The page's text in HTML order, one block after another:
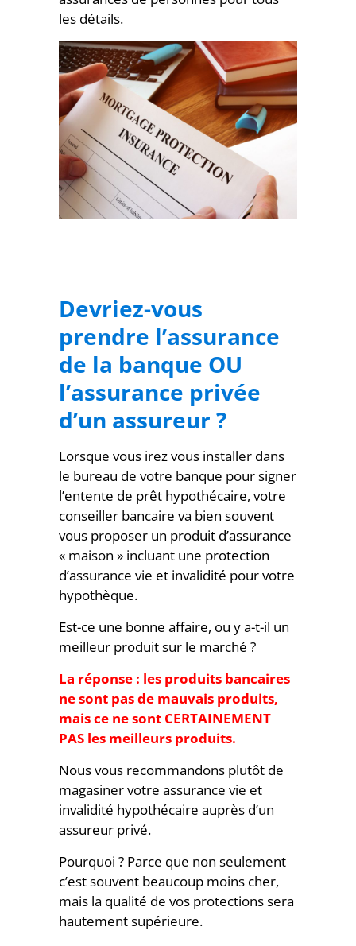
les détails.
Devriez-vous
prendre l’assurance
de la banque OU
l’assurance privée
d’un assureur ?
Lorsque vous irez vous installer dans
le bureau de votre banque pour signer
l’entente de prêt hypothécaire, votre
conseiller bancaire va bien souvent
vous proposer un produit d’assurance
« maison » incluant une protection
d’assurance vie et invalidité pour votre
hypothèque.
Est-ce une bonne affaire, ou y a-t-il un
meilleur produit sur le marché ?
La réponse : les produits bancaires
ne sont pas de mauvais produits,
mais ce ne sont CERTAINEMENT
PAS les meilleurs produits.
Nous vous recommandons plutôt de
magasiner votre assurance vie et
invalidité hypothécaire auprès d’un
assureur privé.
Pourquoi ? Parce que non seulement
c’est souvent beaucoup moins cher,
mais la qualité de vos protections sera
hautement supérieure.